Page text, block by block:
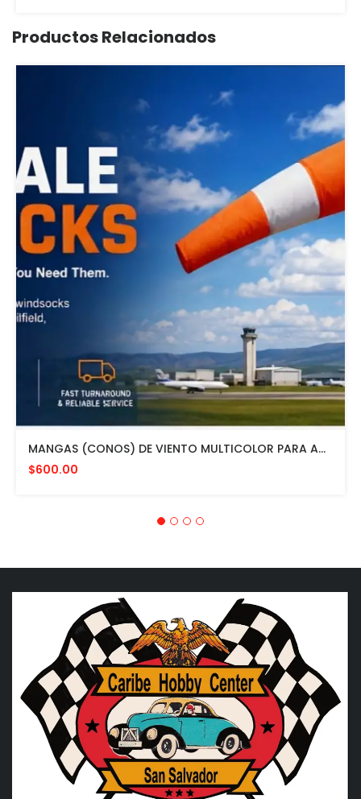
Productos Relacionados
MANGAS (CONOS) DE VIENTO MULTICOLOR PARA AVIACION CON HERRAJE DE MONTAJE A POSTE FAA L807. MADE IN USA. 24" DIAMETRO
$600.00